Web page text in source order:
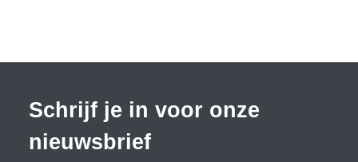
Schrijf je in voor onze
nieuwsbrief